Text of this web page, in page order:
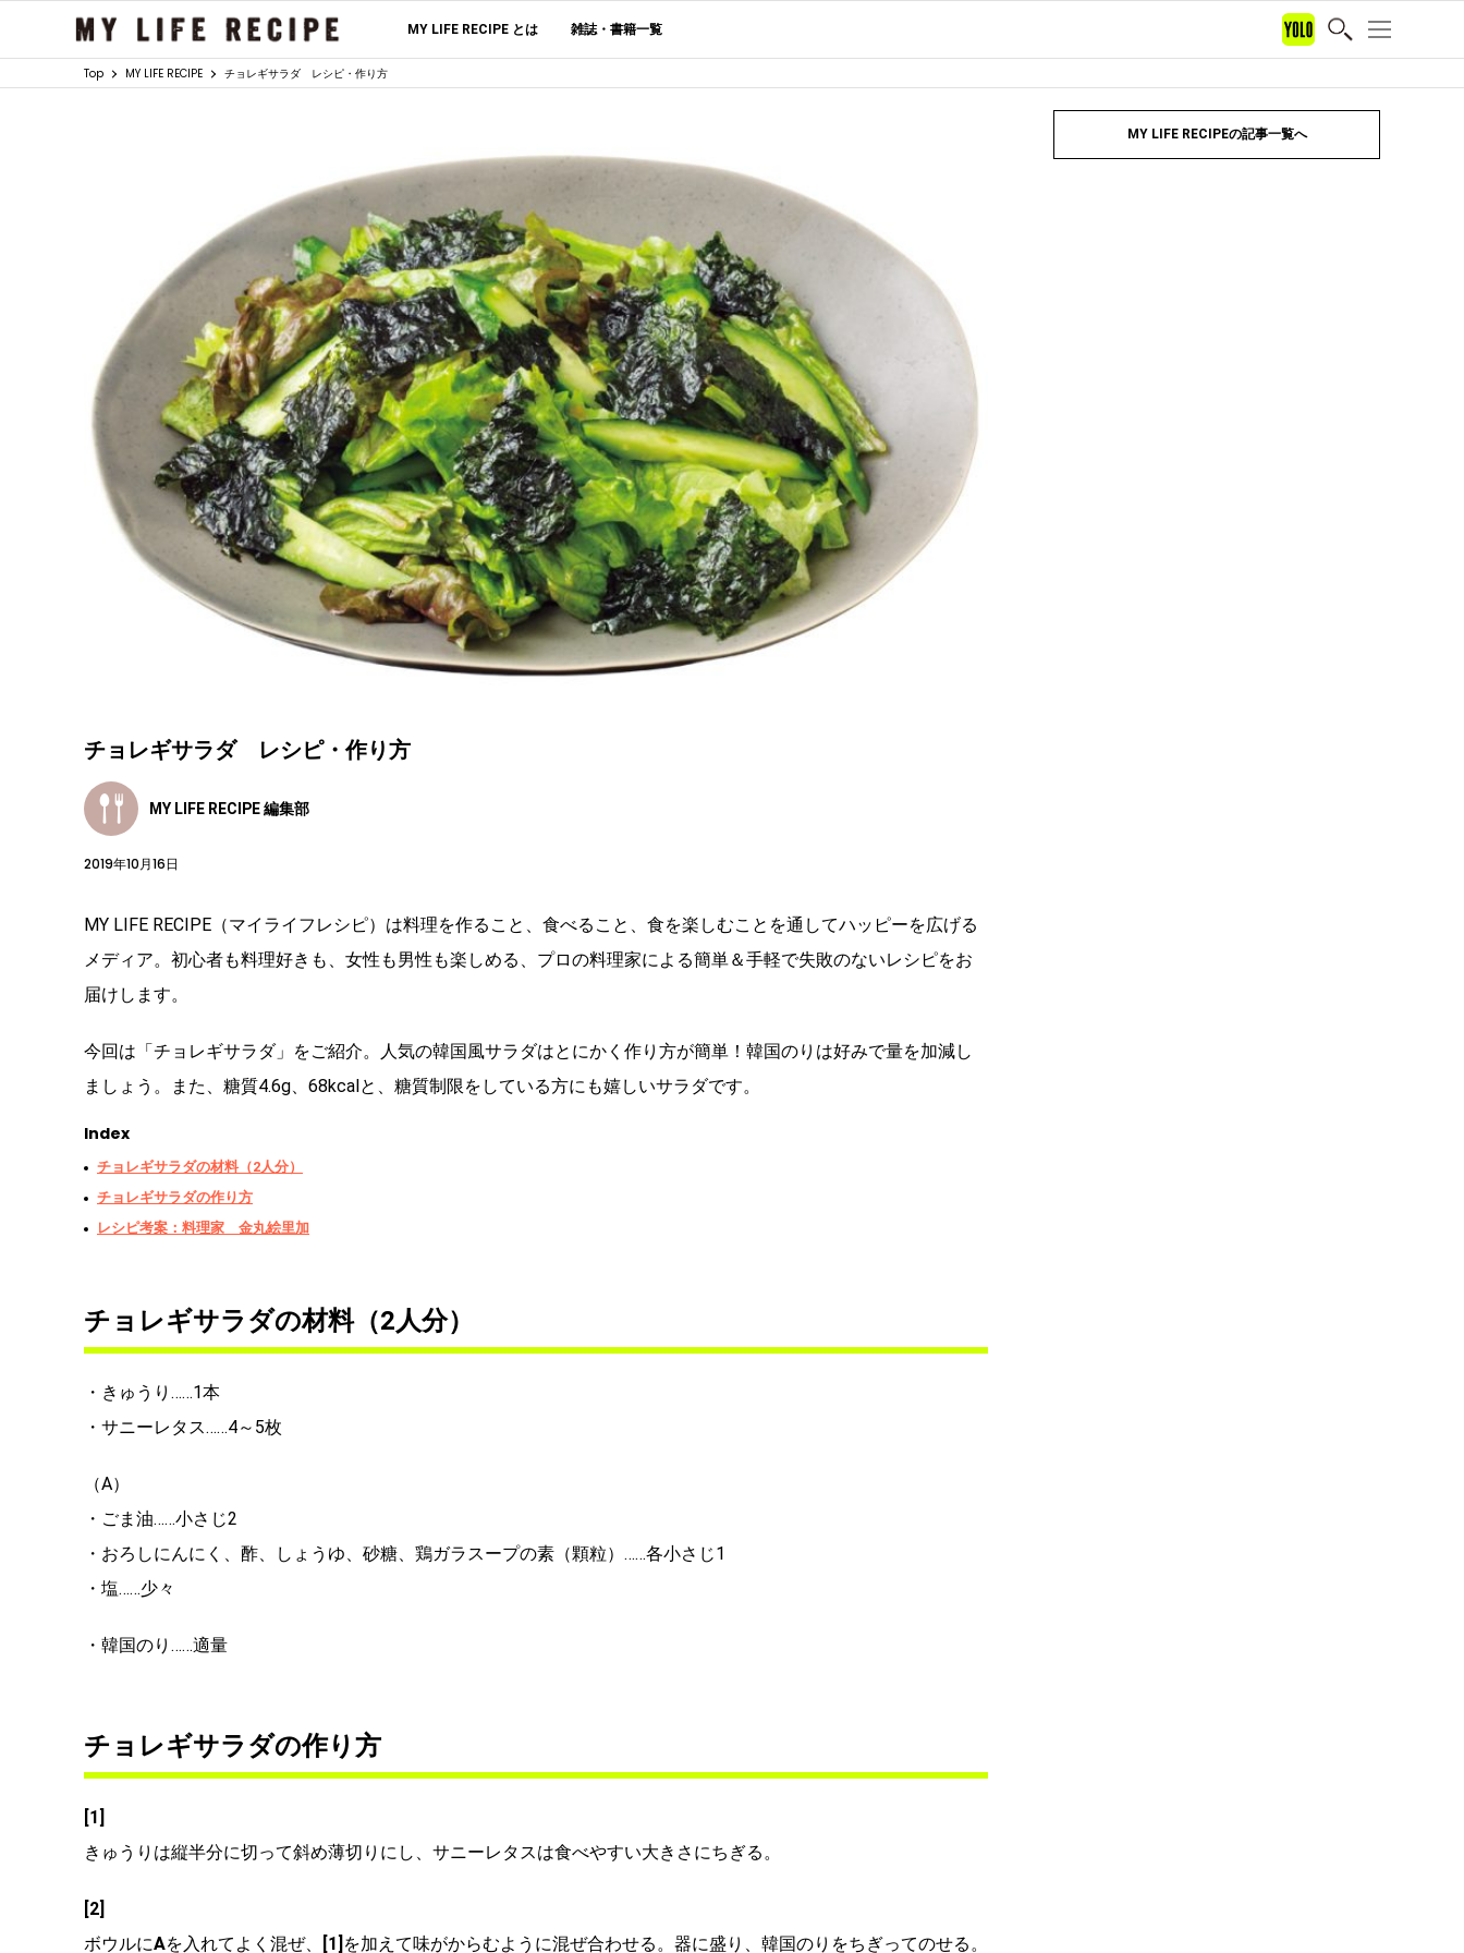
MY LIFE RECIPE とは 雑誌・書籍一覧
Top MY LIFE RECIPE チョレギサラダ レシピ・作り方
チョレギサラダ レシピ・作り方
MY LIFE RECIPE 編集部
2019年10月16日
MY LIFE RECIPE（マイライフレシピ）は料理を作ること、食べること、食を楽しむことを通してハッピーを広げる
メディア。初心者も料理好きも、女性も男性も楽しめる、プロの料理家による簡単＆手軽で失敗のないレシピをお
届けします。
今回は「チョレギサラダ」をご紹介。人気の韓国風サラダはとにかく作り方が簡単！韓国のりは好みで量を加減し
ましょう。また、糖質4.6g、68kcalと、糖質制限をしている方にも嬉しいサラダです。
Index
チョレギサラダの材料（2人分）
チョレギサラダの作り方
レシピ考案：料理家 金丸絵里加
チョレギサラダの材料（2人分）
・きゅうり……1本
・サニーレタス……4～5枚
（A）
・ごま油……小さじ2
・おろしにんにく、酢、しょうゆ、砂糖、鶏ガラスープの素（顆粒）……各小さじ1
・塩……少々
・韓国のり……適量
チョレギサラダの作り方
[1]
きゅうりは縦半分に切って斜め薄切りにし、サニーレタスは食べやすい大きさにちぎる。
[2]
ボウルにAを入れてよく混ぜ、 [1] を加えて味がからむように混ぜ合わせる。器に盛り、韓国のりをちぎってのせる。
MY LIFE RECIPEの記事一覧へ